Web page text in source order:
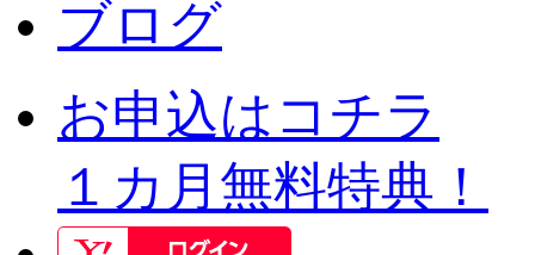
ブログ
お申込はコチラ
１カ月無料特典！